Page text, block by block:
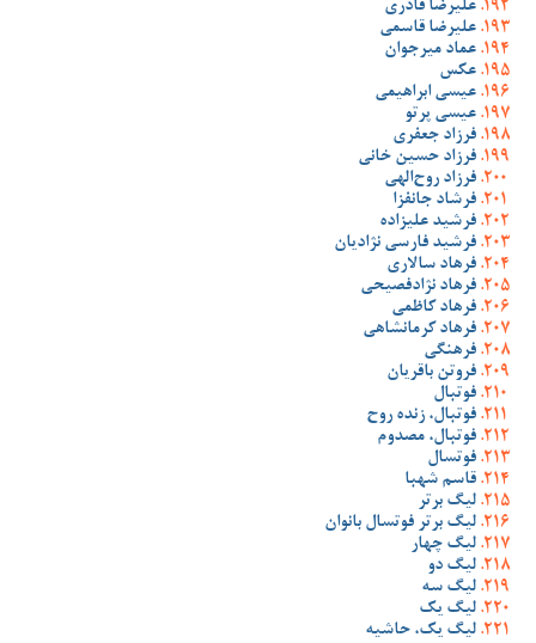
علیرضا قادری
علیرضا قاسمی
عماد میرجوان
عکس
عیسی ابراهیمی
عیسی پرتو
فرزاد جعفری
فرزاد حسین خانی
فرزاد روح‌الهی
فرشاد جانفزا
فرشید علیزاده
فرشید فارسی نژادیان
فرهاد سالاری
فرهاد نژادفصیحی
فرهاد کاظمی
فرهاد کرمانشاهی
فرهنگی
فروتن باقریان
فوتبال
فوتبال، زنده روح
فوتبال، مصدوم
فوتسال
قاسم شهبا
لیگ برتر
لیگ برتر فوتسال بانوان
لیگ چهار
لیگ دو
لیگ سه
لیگ یک
لیگ یک، حاشیه